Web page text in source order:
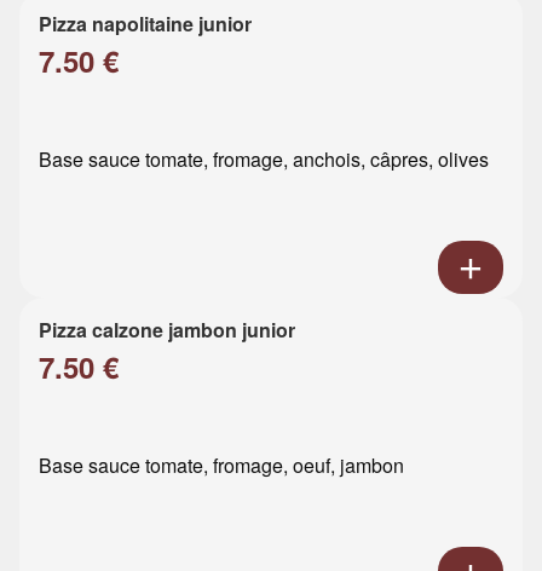
Pizza napolitaine junior
7.50 €
Base sauce tomate, fromage, anchois, câpres, olives
Pizza calzone jambon junior
7.50 €
Base sauce tomate, fromage, oeuf, jambon